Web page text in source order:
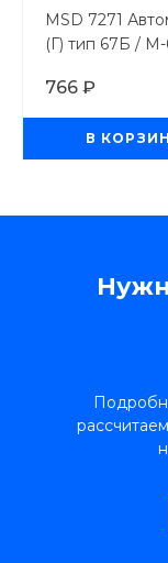
MSD 7271
(Г) тип 67Б /
повышенной
проходимости/
766 ₽
В